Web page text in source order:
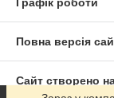
Повна версія
Сайт створено